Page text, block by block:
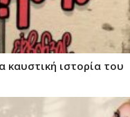
καυστική ιστορία του